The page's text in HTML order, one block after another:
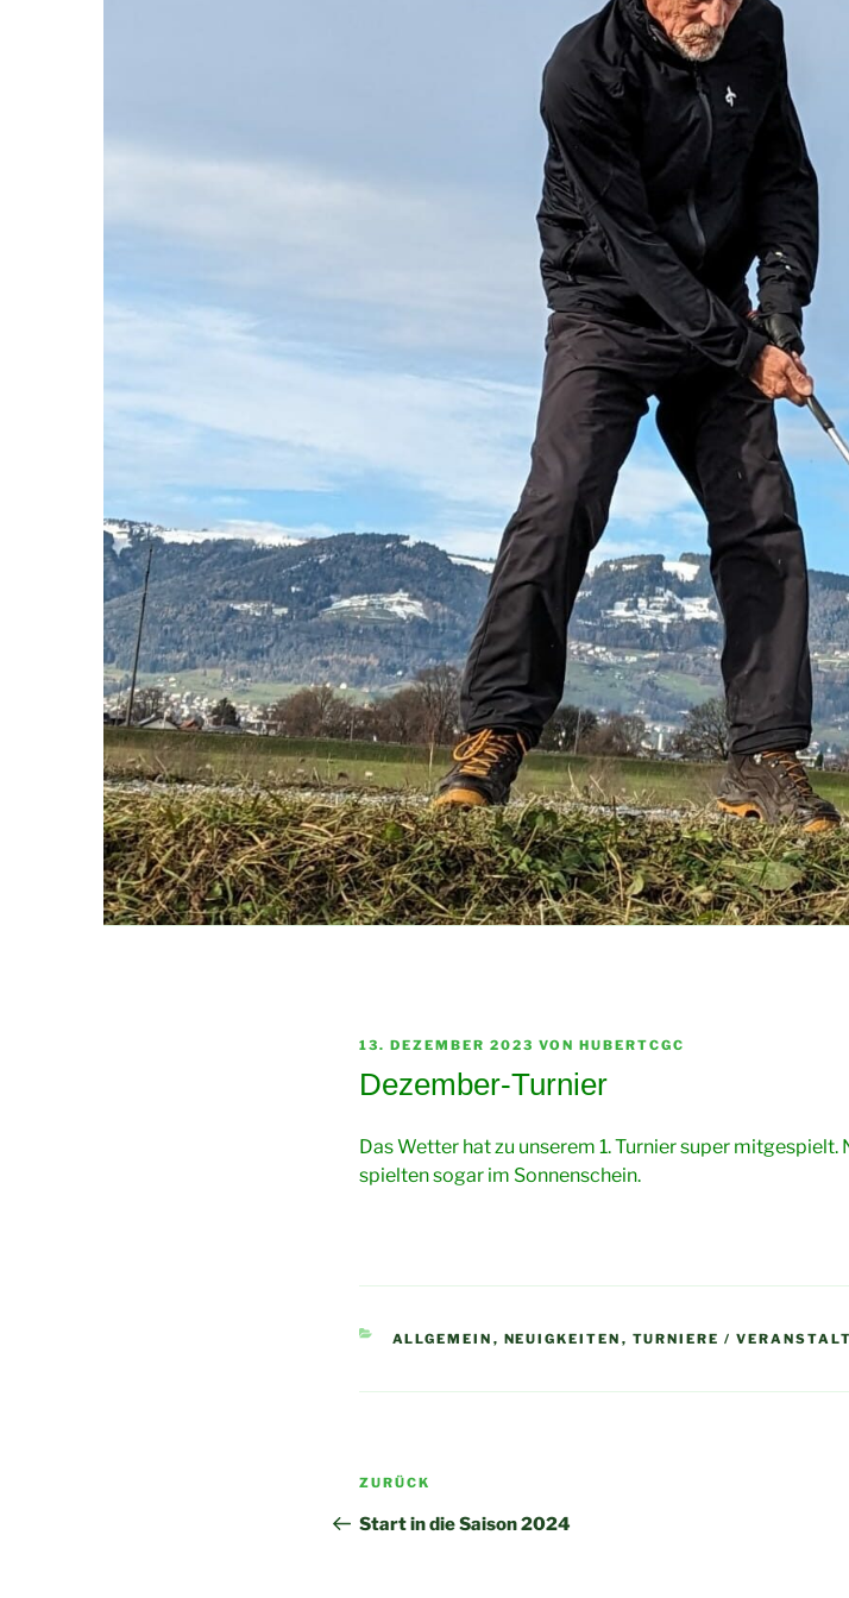
VERÖFFENTLICHT
AM
13. DEZEMBER 2023 VON HUBERTCGC
Dezember-Turnier
Das Wetter hat zu unserem 1. Turnier super
spielten sogar im Sonnenschein.
KATEGORIEN
ALLGEMEIN , NEUIGKEITEN , TURNIERE /
Beitragsnavigation
Vorheriger
ZURÜCK
Start in die Saison 2024